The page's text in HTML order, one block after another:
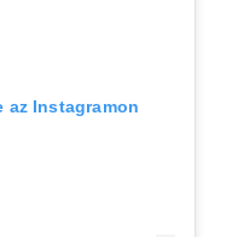
az Instagramon